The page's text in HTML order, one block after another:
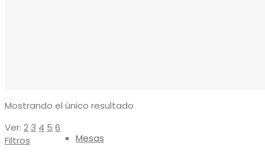
Mesas
Mostrando el único resultado
Ver: 2 3 4 5 6
Filtros